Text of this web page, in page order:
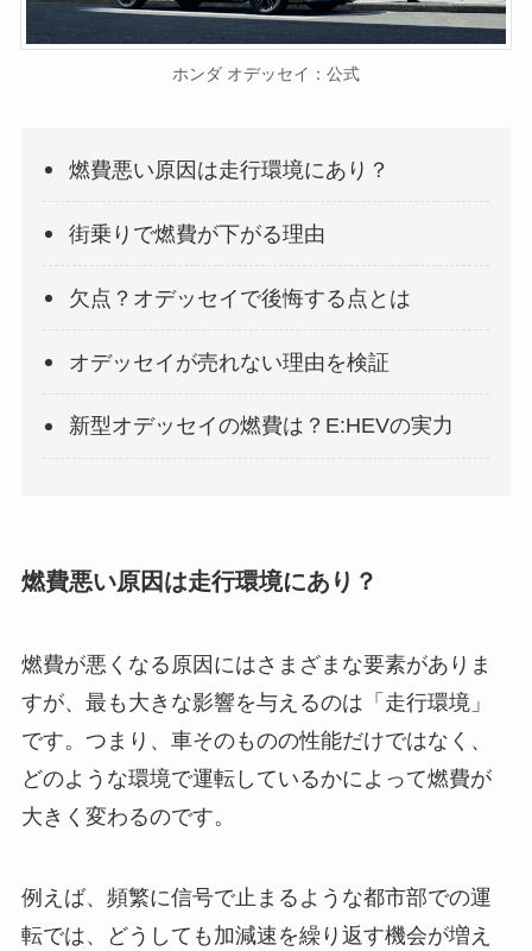
ホンダ オデッセイ：公式
燃費悪い原因は走行環境にあり？
街乗りで燃費が下がる理由
欠点？オデッセイで後悔する点とは
オデッセイが売れない理由を検証
新型オデッセイの燃費は？E:HEVの実力
燃費悪い原因は走行環境にあり？
燃費が悪くなる原因にはさまざまな要素がありま
すが、最も大きな影響を与えるのは「走行環境」
です。つまり、車そのものの性能だけではなく、
どのような環境で運転しているかによって燃費が
大きく変わるのです。
例えば、頻繁に信号で止まるような都市部での運
転では、どうしても加減速を繰り返す機会が増え